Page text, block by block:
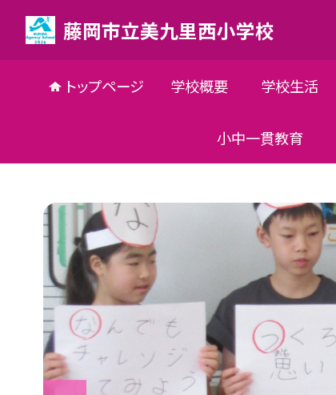
藤岡市立美九里西小学校
トップページ 学校概要 学校生活
小中一貫教育